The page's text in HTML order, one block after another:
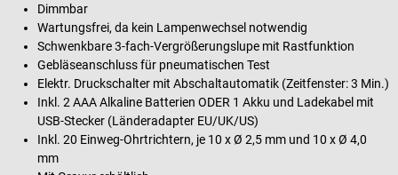
Dimmbar
Wartungsfrei, da kein Lampenwechsel notwendig
Schwenkbare 3-fach-Vergrößerungslupe mit Rastfunktion
Gebläseanschluss für pneumatischen Test
Elektr. Druckschalter mit Abschaltautomatik (Zeitfenster: 3 Min.)
Inkl. 2 AAA Alkaline Batterien ODER 1 Akku und Ladekabel mit
USB-Stecker (Länderadapter EU/UK/US)
Inkl. 20 Einweg-Ohrtrichtern, je 10 x Ø 2,5 mm und 10 x Ø 4,0
mm